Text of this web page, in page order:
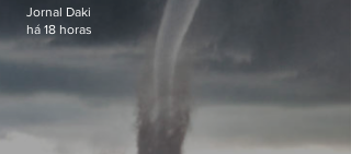
Jornal Daki
há 18 horas